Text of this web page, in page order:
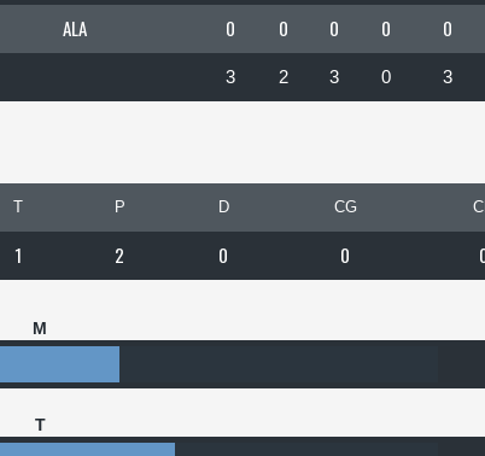
ALA 0 0 0 0 0
3 2 3 0 3
T P D CG
1 2 0 0
M
T